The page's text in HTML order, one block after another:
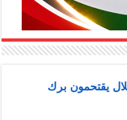
يقتحمون برك